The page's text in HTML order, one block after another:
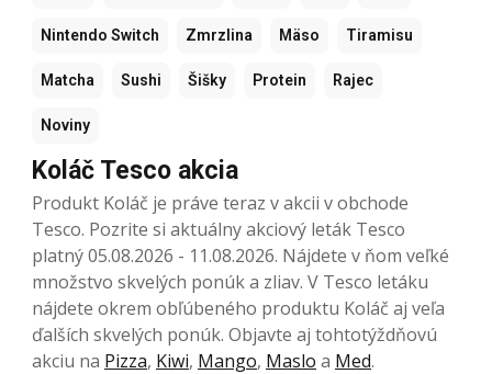
Nintendo Switch Zmrzlina Mäso Tiramisu
Matcha Sushi Šišky Protein Rajec
Noviny
Koláč Tesco akcia
Produkt Koláč je práve teraz v akcii v obchode
Tesco. Pozrite si aktuálny akciový leták Tesco
platný 05.08.2026 - 11.08.2026. Nájdete v ňom veľké
množstvo skvelých ponúk a zliav. V Tesco letáku
nájdete okrem obľúbeného produktu Koláč aj veľa
ďalších skvelých ponúk. Objavte aj tohtotýždňovú
akciu na Pizza, Kiwi, Mango, Maslo a Med.